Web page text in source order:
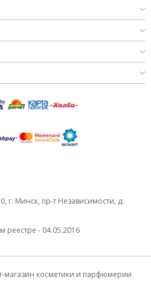
г. Минск, пр-т Независимости, д.
реестре - 04.05.2016
магазин косметики и парфюмерии